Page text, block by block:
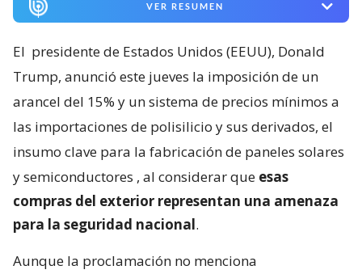
VER RESUMEN
El presidente de Estados Unidos (EEUU), Donald
Trump, anunció este jueves la imposición de un
arancel del 15% y un sistema de precios mínimos a
las importaciones de polisilicio y sus derivados, el
insumo clave para la fabricación de paneles solares
y semiconductores , al considerar que esas
compras del exterior representan una amenaza
para la seguridad nacional.
Aunque la proclamación no menciona